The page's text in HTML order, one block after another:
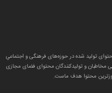
تولید شده در حوزه‌های فرهنگی و اجتماعیِ
مخاطبان و تولید‌کنندگان محتوای فضای مجازی
محتوا هدف ماست.